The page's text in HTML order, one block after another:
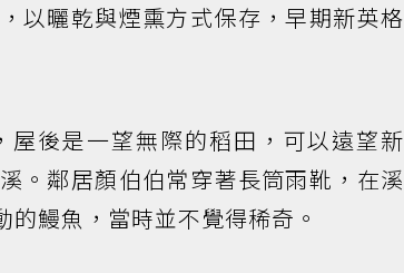
以曬乾與煙熏方式保存，早期新英格
後是一望無際的稻田，可以遠望新
。鄰居顏伯伯常穿著長筒雨靴，在溪
鰻魚，當時並不覺得稀奇。